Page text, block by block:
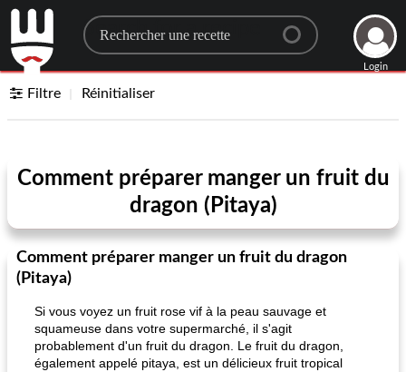
Search for a recipe
Login
Filtre Réinitialiser
Comment préparer manger un fruit du
dragon (Pitaya)
Comment préparer manger un fruit du dragon
(Pitaya)
Si vous voyez un fruit rose vif à la peau sauvage et
squameuse dans votre supermarché, il s'agit
probablement d'un fruit du dragon. Le fruit du dragon,
également appelé pitaya, est un délicieux fruit tropical